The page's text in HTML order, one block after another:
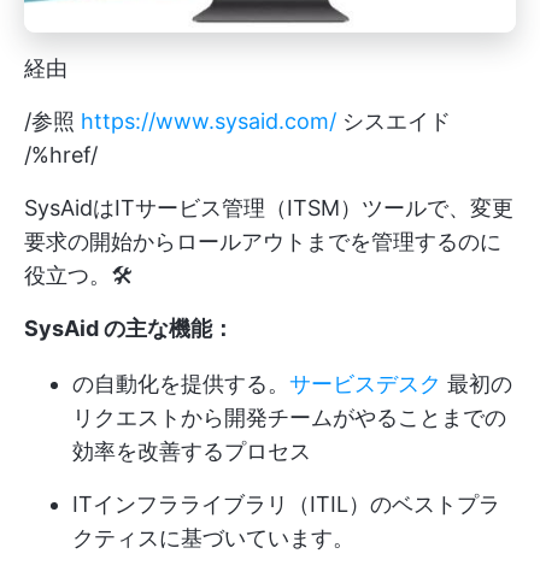
経由
/参照 https://www.sysaid.com/ シスエイド
/%href/
SysAidはITサービス管理（ITSM）ツールで、変更
要求の開始からロールアウトまでを管理するのに
役立つ。🛠️
SysAid の主な機能：
の自動化を提供する。 サービスデスク 最初の
リクエストから開発チームがやることまでの
効率を改善するプロセス
ITインフラライブラリ（ITIL）のベストプラ
クティスに基づいています。